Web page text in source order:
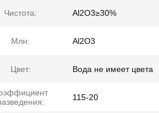
Чистота: Al2O3≥30%
Млн: Al2O3
Цвет: Вода не имеет цвета
115-20